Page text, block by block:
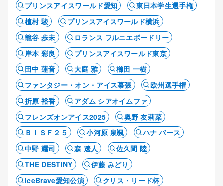
プリンスアイスワールド愛知
東日本学生選手権
植村 駿
プリンスアイスワールド横浜
籠谷 歩未
ロランス フルニエボードリー
岸本 彩良
プリンスアイスワールド東京
田中 蓮音
大庭 雅
櫛田 一樹
ファンタジー・オン・アイス幕張
欧州選手権
折原 裕香
アダム シアオイムファ
フレンズオンアイス2025
奥野 友莉菜
ＢＩＳＦ２５
小河原 泉颯
ハナ バース
中野 耀司
森 遼人
佐久間 陸
THE DESTINY
伊藤 みどり
IceBrave愛知公演
クリス・リード杯